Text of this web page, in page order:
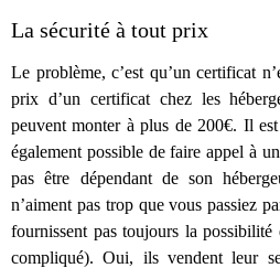
La sécurité à tout prix
Le problème, c’est qu’un certificat
prix d’un certificat chez les
peuvent monter à plus de 200€. Il
également possible de faire appel à
pas être dépendant de son
n’aiment pas trop que vous passiez
fournissent pas toujours la possibilité
compliqué). Oui, ils vendent leur